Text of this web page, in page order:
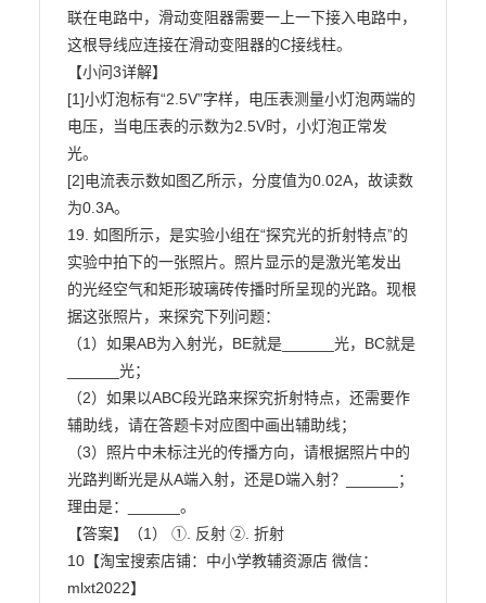
联在电路中，滑动变阻器需要一上一下接入电路中，
这根导线应连接在滑动变阻器的C接线柱。
【小问3详解】
[1]小灯泡标有“2.5V”字样，电压表测量小灯泡两端的
电压，当电压表的示数为2.5V时，小灯泡正常发
光。
[2]电流表示数如图乙所示，分度值为0.02A，故读数
为0.3A。
19. 如图所示，是实验小组在“探究光的折射特点”的
实验中拍下的一张照片。照片显示的是激光笔发出
的光经空气和矩形玻璃砖传播时所呈现的光路。现根
据这张照片，来探究下列问题：
（1）如果AB为入射光，BE就是______光，BC就是
______光；
（2）如果以ABC段光路来探究折射特点，还需要作
辅助线，请在答题卡对应图中画出辅助线；
（3）照片中未标注光的传播方向，请根据照片中的
光路判断光是从A端入射，还是D端入射？______；
理由是：______。
【答案】（1） ①. 反射 ②. 折射
10【淘宝搜索店铺：中小学教辅资源店 微信：
mlxt2022】